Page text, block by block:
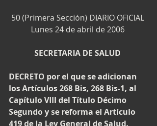
50 (Primera Sección) DIARIO OFICIAL
Lunes 24 de abril de 2006
SECRETARIA DE SALUD
DECRETO por el que se adicionan
los Artículos 268 Bis, 268 Bis-1, al
Capítulo VIII del Título Décimo
Segundo y se reforma el Artículo
419 de la Ley General de Salud.